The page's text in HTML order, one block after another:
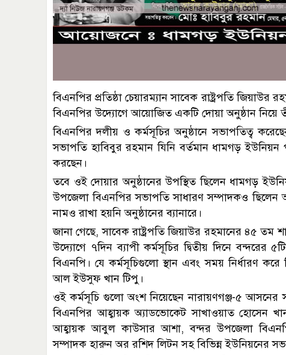
বিএনপির প্রতিষ্ঠা চেয়ারম্যান সাবেক রাষ্ট্রপতি জিয়াউর
বিএনপির উদ্যোগে আয়োজিত একটি দোয়া অনুষ্ঠান নিয়ে
বিএনপির দলীয় ও কর্মসূচির অনুষ্ঠানে সভাপতিত্ব
সভাপতি হাবিবুর রহমান যিনি বর্তমান ধামগড় ইউনিয়ন
করছেন।
তবে ওই দোয়ার অনুষ্ঠানের উপস্থিত ছিলেন ধামগড়
উপজেলা বিএনপির সভাপতি সাধারণ সম্পাদকও ছিলেন
নামও রাখা হয়নি অনুষ্ঠানের ব্যানারে।
জানা গেছে, সাবেক রাষ্ট্রপতি জিয়াউর রহমানের ৪৫ তম
উদ্যোগে ৭দিন ব্যাপী কর্মসূচির দ্বিতীয় দিনে বন্দরের
বিএনপি। যে কর্মসূচিগুলো স্থান এবং সময় নির্ধারণ
আল ইউসুফ খান টিপু।
ওই কর্মসূচি গুলো অংশ নিয়েছেন নারায়ণগঞ্জ-৫
বিএনপির আহ্বায়ক অ্যাডভোকেট সাখাওয়াত
আহ্বায়ক আবুল কাউসার আশা, বন্দর উপজেলা
সম্পাদক হারুন অর রশিদ লিটন সহ বিভিন্ন ইউনিয়নের